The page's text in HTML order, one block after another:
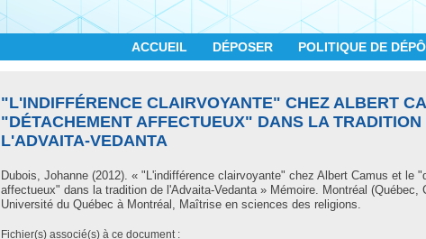
ACCUEIL DÉPOSER POLITIQUE DE
"L'INDIFFÉRENCE CLAIRVOYANTE" CHEZ ALBERT
"DÉTACHEMENT AFFECTUEUX" DANS LA TRADITION
L'ADVAITA-VEDANTA
Dubois, Johanne (2012). « "L'indifférence clairvoyante" chez Albert Camus et le
affectueux" dans la tradition de l'Advaita-Vedanta » Mémoire. Montréal (Québec,
Université du Québec à Montréal, Maîtrise en sciences des religions.
Fichier(s) associé(s) à ce document :